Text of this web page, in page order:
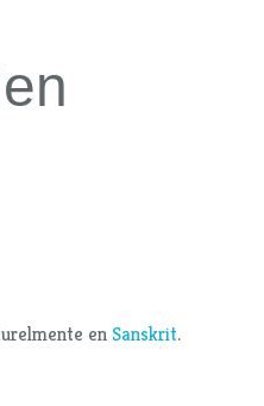
en Sanskrit.